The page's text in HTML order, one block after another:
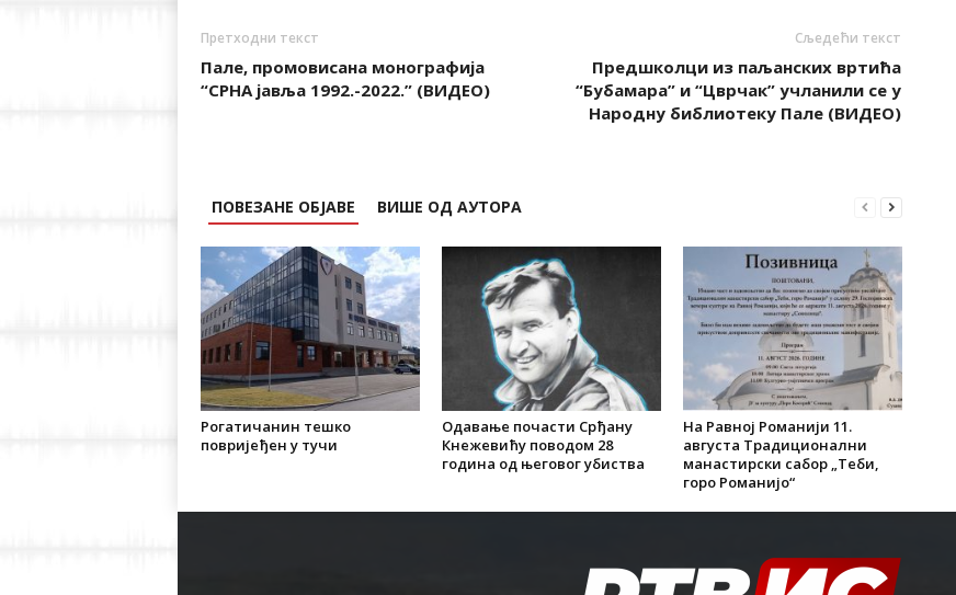
Претходни текст
Пале, промовисана монографија
“СРНА јавља 1992.-2022.” (ВИДЕО)
Сљедећи текст
Предшколци из паљанских вртића
“Бубамара” и “Цврчак” учланили се у
Народну библиотеку Пале (ВИДЕО)
ПОВЕЗАНЕ ОБЈАВЕ ВИШЕ ОД АУТОРА
Рогатичанин тешко
повријеђен у тучи
Одавање почасти Срђану
Кнежевићу поводом 28
година од његовог убиства
На Равној Романији 11.
августа Традиционални
манастирски сабор „Теби,
горо Романијо“